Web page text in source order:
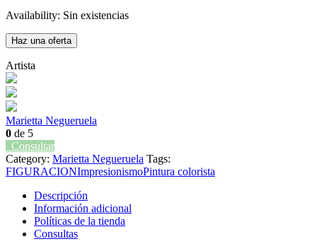
Availability: Sin existencias
Haz una oferta
Artista
Marietta Negueruela
0 de 5
Consultar
Category: Marietta Negueruela Tags:
FIGURACIONImpresionismoPintura colorista
Descripción
Información adicional
Políticas de la tienda
Consultas